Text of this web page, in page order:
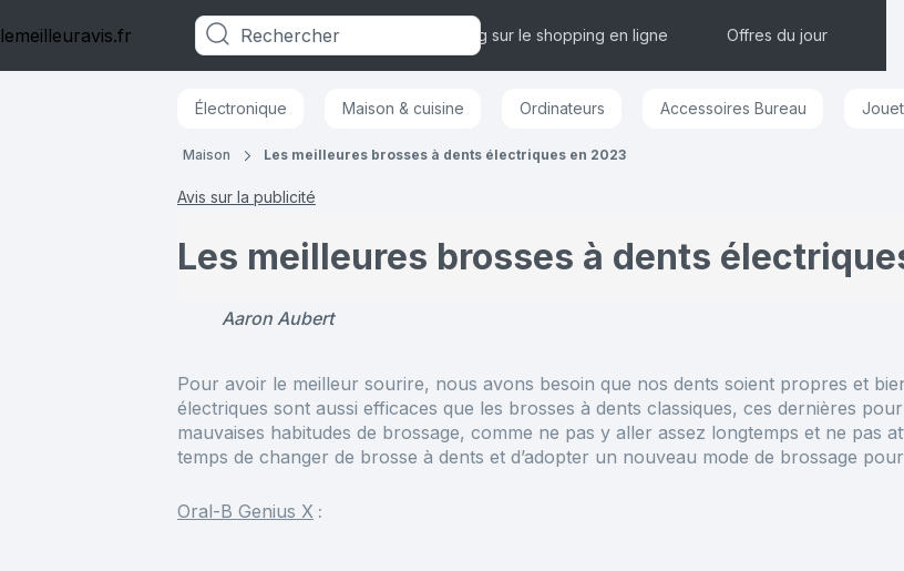
lemeilleuravis.fr Catégories Blog sur le shopping en ligne Offres du jour
Électronique Maison & cuisine Ordinateurs Accessoires Bureau
Maison Les meilleures brosses à dents électriques en 2023
Avis sur la publicité
Les meilleures brosses à dents
Aaron Aubert
Pour avoir le meilleur sourire, nous avons besoin que nos dents soient propres et
électriques sont aussi efficaces que les brosses à dents classiques, ces dernières
mauvaises habitudes de brossage, comme ne pas y aller assez longtemps et ne pas
temps de changer de brosse à dents et d’adopter un nouveau mode de brossage
Oral-B Genius X :